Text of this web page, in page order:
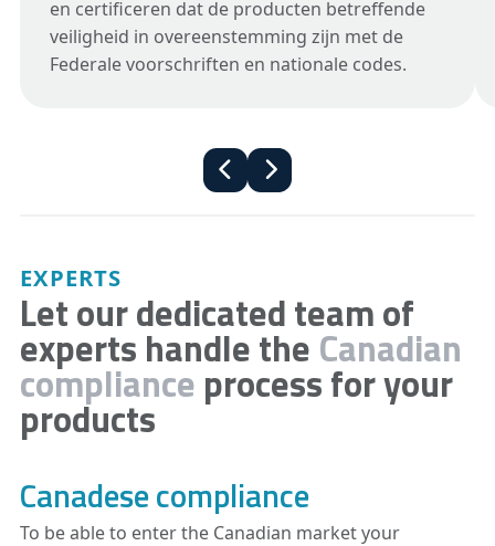
en certificeren dat de producten betreffende
veiligheid in overeenstemming zijn met de
Federale voorschriften en nationale codes.
EXPERTS
Let our dedicated team of
experts handle the Canadian
compliance process for your
products
Canadese compliance
To be able to enter the Canadian market your